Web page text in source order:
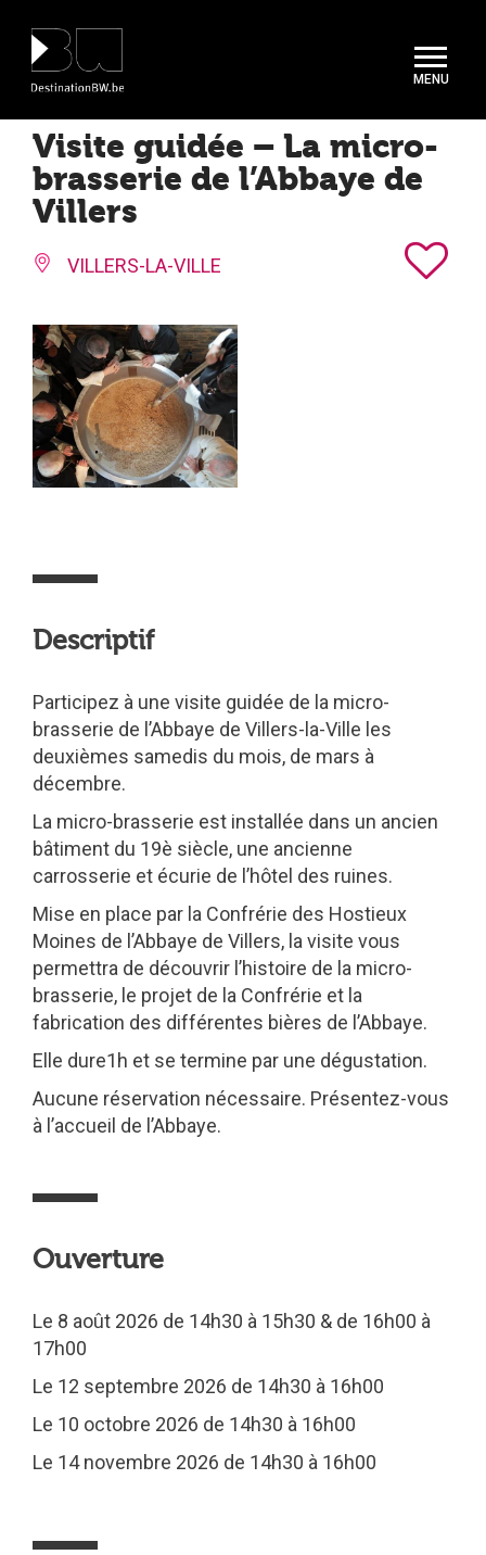
Visite guidée – La micro-
brasserie de l’Abbaye de
Villers
VILLERS-LA-VILLE
Descriptif
Participez à une visite guidée de la micro-
brasserie de l’Abbaye de Villers-la-Ville les
deuxièmes samedis du mois, de mars à
décembre.
La micro-brasserie est installée dans un ancien
bâtiment du 19è siècle, une ancienne
carrosserie et écurie de l’hôtel des ruines.
Mise en place par la Confrérie des Hostieux
Moines de l’Abbaye de Villers, la visite vous
permettra de découvrir l’histoire de la micro-
brasserie, le projet de la Confrérie et la
fabrication des différentes bières de l’Abbaye.
Elle dure1h et se termine par une dégustation.
Aucune réservation nécessaire. Présentez-vous
à l’accueil de l’Abbaye.
Ouverture
Le 8 août 2026 de 14h30 à 15h30 & de 16h00 à
17h00
Le 12 septembre 2026 de 14h30 à 16h00
Le 10 octobre 2026 de 14h30 à 16h00
Le 14 novembre 2026 de 14h30 à 16h00